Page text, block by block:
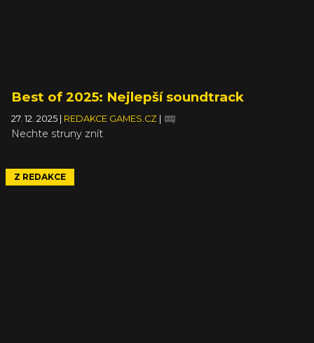
Best of 2025: Nejlepší soundtrack
27. 12. 2025 REDAKCE GAMES.CZ
Nechte struny znít
Z REDAKCE